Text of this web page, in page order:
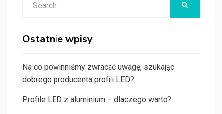
Ostatnie wpisy
Na co powinniśmy zwracać uwagę, szukając
dobrego producenta profili LED?
Profile LED z aluminium – dlaczego warto?